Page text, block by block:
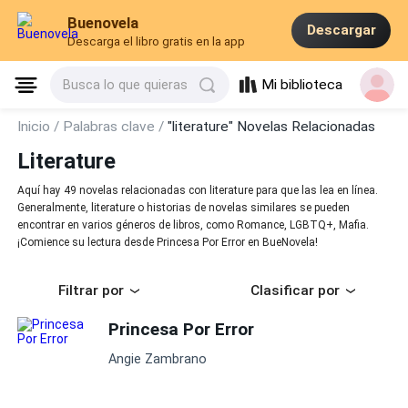
Buenovela
Descarga el libro gratis en la app
Descargar
Busca lo que quieras Mi biblioteca
Inicio / Palabras clave /"literature" Novelas Relacionadas
Literature
Aquí hay 49 novelas relacionadas con literature para que las lea en línea.
Generalmente, literature o historias de novelas similares se pueden
encontrar en varios géneros de libros, como Romance, LGBTQ+, Mafia.
¡Comience su lectura desde Princesa Por Error en BueNovela!
Filtrar por Clasificar por
Princesa Por Error
Angie Zambrano